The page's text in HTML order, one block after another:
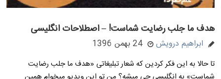
هدف ما جلب رضایت شماست! – اصطلاحات انگلیسی
ابراهیم درویش 24 بهمن 1396
تا حالا به این فکر کردین که شعار تبلیغاتی «هدف ما جلب رضایت